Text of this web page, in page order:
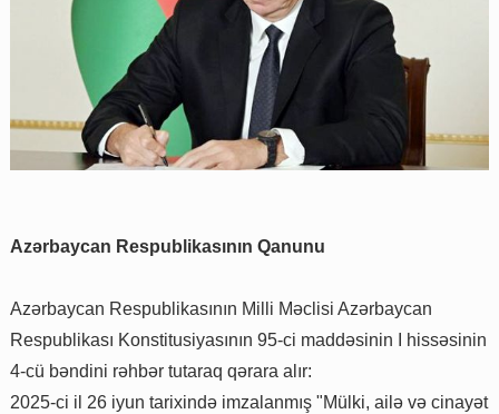
Azərbaycan Respublikasının Qanunu
Azərbaycan Respublikasının Milli Məclisi Azərbaycan
Respublikası Konstitusiyasının 95-ci maddəsinin I hissəsinin
4-cü bəndini rəhbər tutaraq qərara alır:
2025-ci il 26 iyun tarixində imzalanmış "Mülki, ailə və cinayət